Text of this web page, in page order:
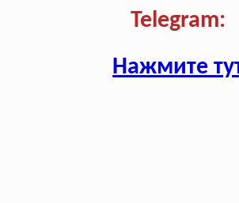
Telegram:
Нажмите